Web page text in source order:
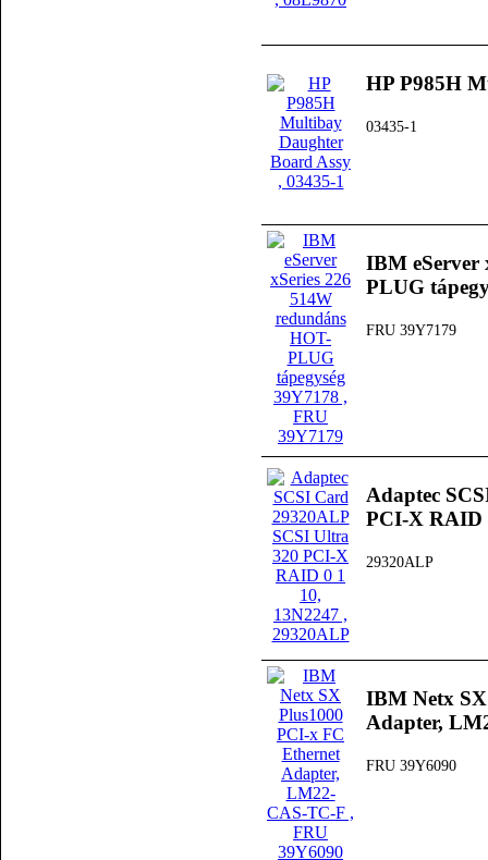
HP P985H
03435-1
IBM eServer
PLUG
FRU 39Y7179
Adaptec
PCI-X RAID
29320ALP
IBM Netx
Adapter,
FRU 39Y6090